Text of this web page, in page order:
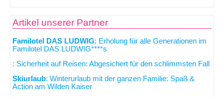
Artikel unserer Partner
Familotel DAS LUDWIG: Erholung für alle Generationen im
Familotel DAS LUDWIG****s
: Sicherheit auf Reisen: Abgesichert für den schlimmsten Fall
Skiurlaub: Winterurlaub mit der ganzen Familie: Spaß &
Action am Wilden Kaiser